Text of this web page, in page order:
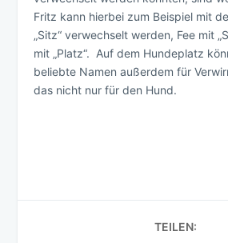
Fritz kann hierbei zum Beispiel mit
„Sitz“ verwechselt werden, Fee mit
mit „Platz“. Auf dem Hundeplatz
beliebte Namen außerdem für
das nicht nur für den Hund.
TEILEN: